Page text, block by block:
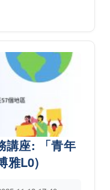
講座: 「青年
雅L0)